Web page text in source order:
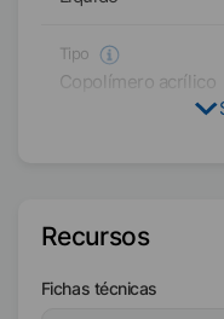
Tipo
Copolímero acrílico
85%
Recursos
Fichas técnicas